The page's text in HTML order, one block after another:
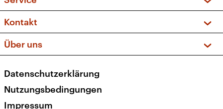
Musikliste
Kakadu – Das Kinderprogramm
Frequenzen (UKW + DAB+)
FAQ
Apps
Newsletter
Veranstaltungen
Kontakt
Social Media
Über uns
Presse
Karriere
Datenschutzerklärung
Nutzungsbedingungen
Impressum